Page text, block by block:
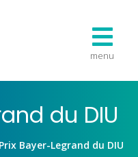
menu
du DIU
Prix Bayer-Legrand du DIU